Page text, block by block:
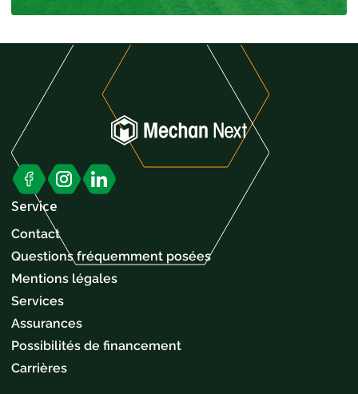
Service
Contact
Questions fréquemment posées
Mentions légales
Services
Assurances
Possibilités de financement
Carrières